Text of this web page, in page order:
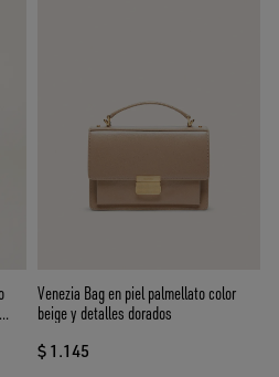
Venezia Bag en piel palmellato color
beige y detalles dorados
$ 1.145